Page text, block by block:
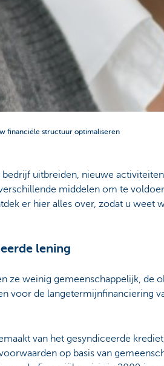
financiële structuur optimaliseren
uitbreiden, nieuwe
middelen om te
er hier alles over, zodat u
lening
ze weinig gemeenschappelijk, de
voor de langetermijnfinanciering
van het gesyndiceerde
op basis van